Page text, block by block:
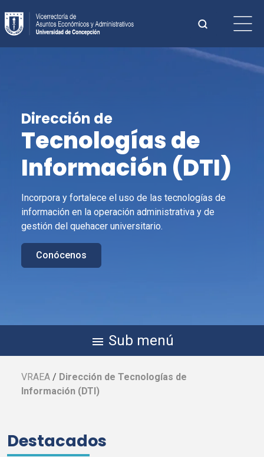
al
contenido
Buscar:
Cuando
Dirección de
Tecnologías de
Información (DTI)
Incorpora y fortalece el uso de las tecnologías de
información en la operación administrativa y de
gestión del quehacer universitario.
Conócenos
menu Sub menú
VRAEA / Dirección de Tecnologías de
Información (DTI)
Destacados